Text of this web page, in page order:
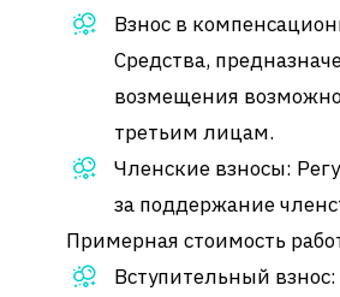
Взнос в
Средства,
возмещения
третьим лицам.
Членские взносы:
за поддержание
Примерная стоимость
Вступительный